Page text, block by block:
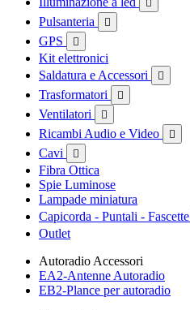

Pulsanteria 
GPS 
Kit elettronici
Saldatura e Accessori

Trasformatori 
Ventilatori 
Ricambi Audio e Video 
Cavi 
Fibra Ottica
Spie Luminose
Lampade miniatura
Capicorda - Puntali - Fascette
Outlet
Autoradio Accessori
EA2-Antenne Autoradio
EB2-Plance per autoradio